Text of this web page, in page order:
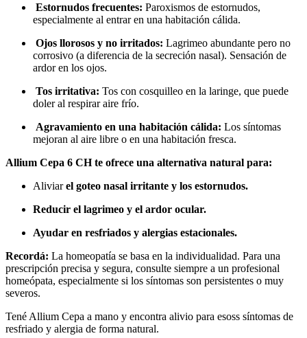
Estornudos frecuentes: Paroxismos de estornudos,
especialmente al entrar en una habitación cálida.
Ojos llorosos y no irritados: Lagrimeo abundante pero no
corrosivo (a diferencia de la secreción nasal). Sensación de
ardor en los ojos.
Tos irritativa: Tos con cosquilleo en la laringe, que puede
doler al respirar aire frío.
Agravamiento en una habitación cálida: Los síntomas
mejoran al aire libre o en una habitación fresca.
Allium Cepa 6 CH te ofrece una alternativa natural para:
Aliviarel goteo nasal irritante y los estornudos.
Reducir el lagrimeo y el ardor ocular.
Ayudar en resfriados y alergias estacionales.
Recordá: La homeopatía se basa en la individualidad. Para una
prescripción precisa y segura, consulte siempre a un profesional
homeópata, especialmente si los síntomas son persistentes o muy
severos.
Tené Allium Cepa a mano y encontra alivio para esoss síntomas de
resfriado y alergia de forma natural.